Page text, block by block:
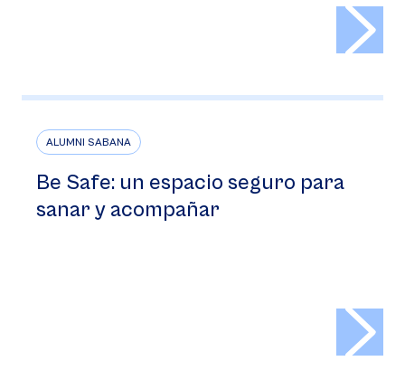
ALUMNI SABANA
Be Safe: un espacio seguro para
sanar y acompañar